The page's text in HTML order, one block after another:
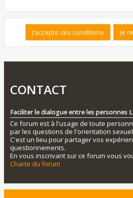
CONTACT
Faciliter le dialogue entre les personnes
Ce forum est à l'usage de toute
par les questions de l'orientation
C'est un lieu pour partager vos
questionnements.
En vous inscrivant sur ce forum vous
Charte du forum